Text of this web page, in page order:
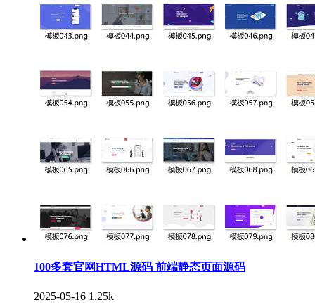
100多套官网HTML源码 前端静态页面源码
2025-05-16 1.25k